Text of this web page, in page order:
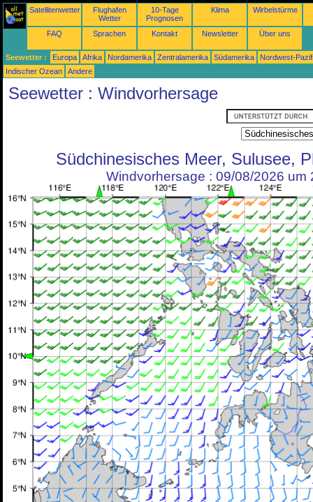
Satellitenwetter
Flughafen
Wetter
10-Tage
Prognosen
Klima Wirbelstürme
FAQ Sprachen Kontakt Newsletter Über uns
Seewetter : Europa Afrika Nordamerika Zentralamerika Südamerika
Nordwest-
Indischer Ozean
Andere
Seewetter : Windvorhersage
Südchinesisches Meer, Sulusee,
Windvorhersage : 09/08/2026 um